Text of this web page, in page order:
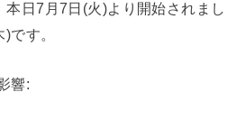
日7月7日(火)より開始されまし
です。
響: